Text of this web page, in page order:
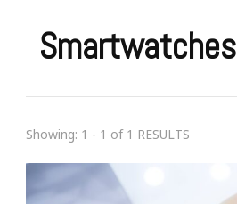
Smartwatches
Showing: 1 - 1 of 1 RESULTS